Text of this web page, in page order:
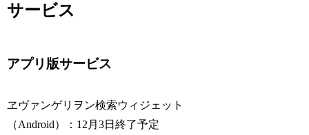
サービス
アプリ版サービス
ヱヴァンゲリヲン検索ウィジェット
（Android）：12月3日終了予定